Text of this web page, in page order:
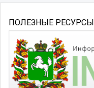
ПОЛЕЗНЫЕ РЕСУРСЫ